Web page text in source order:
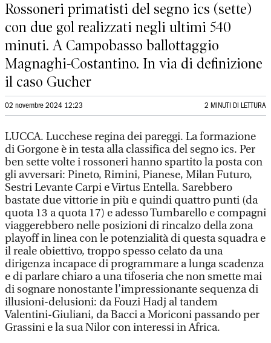
Rossoneri primatisti del segno ics (sette)
con due gol realizzati negli ultimi 540
minuti. A Campobasso ballottaggio
Magnaghi-Costantino. In via di definizione
il caso Gucher
02 novembre 2024 12:23 2 MINUTI DI LETTURA
LUCCA. Lucchese regina dei pareggi. La formazione
di Gorgone è in testa alla classifica del segno ics. Per
ben sette volte i rossoneri hanno spartito la posta con
gli avversari: Pineto, Rimini, Pianese, Milan Futuro,
Sestri Levante Carpi e Virtus Entella. Sarebbero
bastate due vittorie in più e quindi quattro punti (da
quota 13 a quota 17) e adesso Tumbarello e compagni
viaggerebbero nelle posizioni di rincalzo della zona
playoff in linea con le potenzialità di questa squadra e
il reale obiettivo, troppo spesso celato da una
dirigenza incapace di programmare a lunga scadenza
e di parlare chiaro a una tifoseria che non smette mai
di sognare nonostante l’impressionante sequenza di
illusioni-delusioni: da Fouzi Hadj al tandem
Valentini-Giuliani, da Bacci a Moriconi passando per
Grassini e la sua Nilor con interessi in Africa.